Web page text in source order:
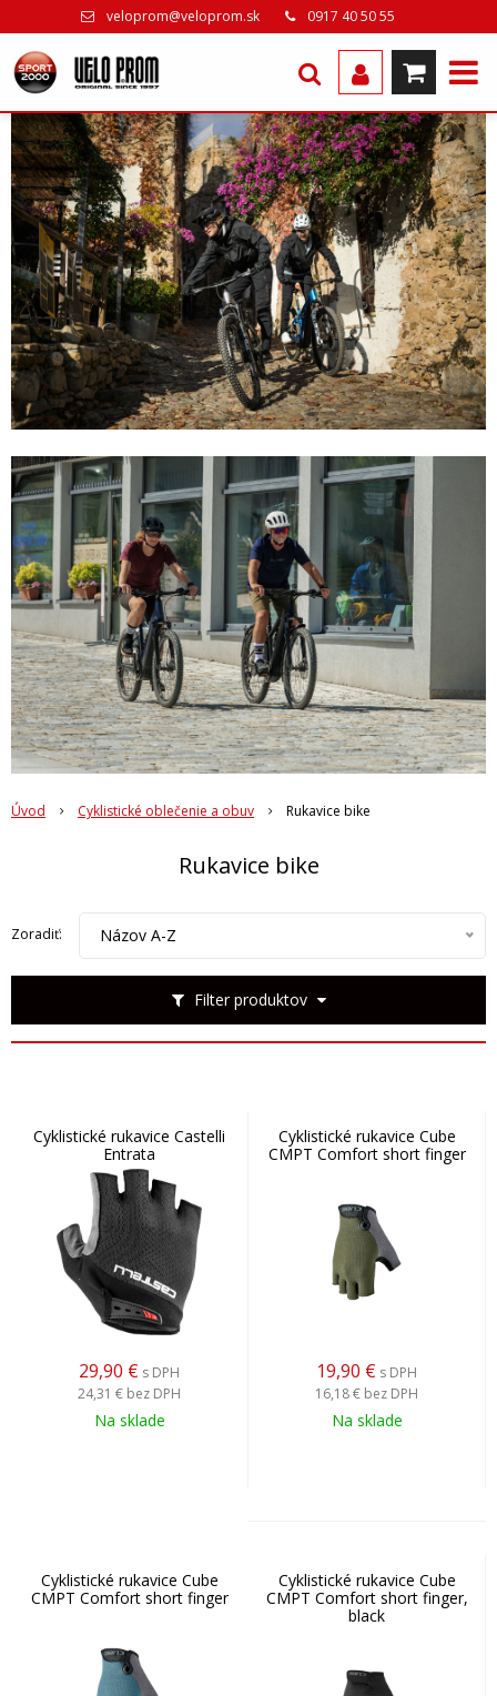
veloprom@veloprom.sk 0917 40 50 55
Úvod Cyklistické oblečenie a obuv Rukavice bike
Rukavice bike
Filter produktov
Zoradiť: Názov A-Z
Cyklistické rukavice Castelli
Entrata
29,90 € s DPH
24,31 € bez DPH
Na sklade
Cyklistické rukavice Cube
CMPT Comfort short finger
19,90 € s DPH
16,18 € bez DPH
Na sklade
Cyklistické rukavice Cube
CMPT Comfort short finger
Cyklistické rukavice Cube
CMPT Comfort short finger,
black